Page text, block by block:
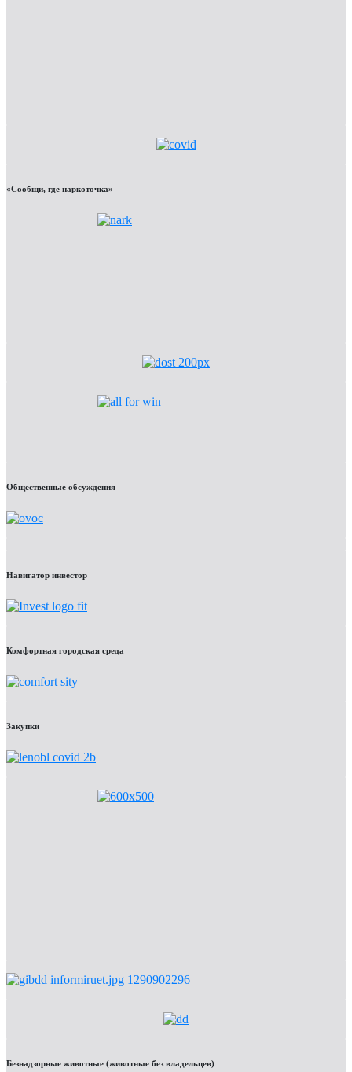
«Сообщи, где наркоточка»
Общественные обсуждения
Навигатор инвестор
Комфортная городская среда
Закупки
Безнадзорные животные (животные без владельцев)